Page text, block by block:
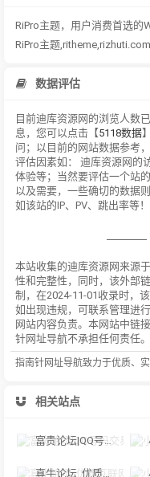
RiPro主题，用户消费首选的
RiPro主题
数据评估
目前迪库资源网的浏览人数
息，您可以点击【5118数据
问；以目前的网站数据参考
评估因素如： 迪库资源网的
体验等；当然要评估一个站
以及需要，一些确切的数据
如该站的IP、PV、跳出率等！
本站收集的迪库资源网来源
性和完整性，同时，该外部
制，在2024-11-01收录时，
如出现违规，可联系管理进
网站内容负责。本网站中链
针网址导航不承担任何责任。
指南针网址导航致力于优质、
相关站点
富贵论坛|QQ号码交易平台|买卖QQ靓号|游戏账号出售|手机靓号|二手市场
真牛论坛_优质互联网资源分享与交流！